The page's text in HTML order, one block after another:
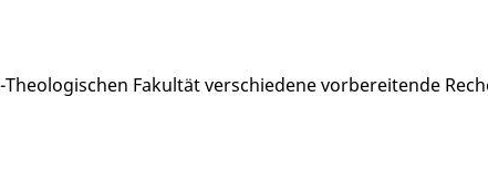
Fakultät verschiedene vorbereitende